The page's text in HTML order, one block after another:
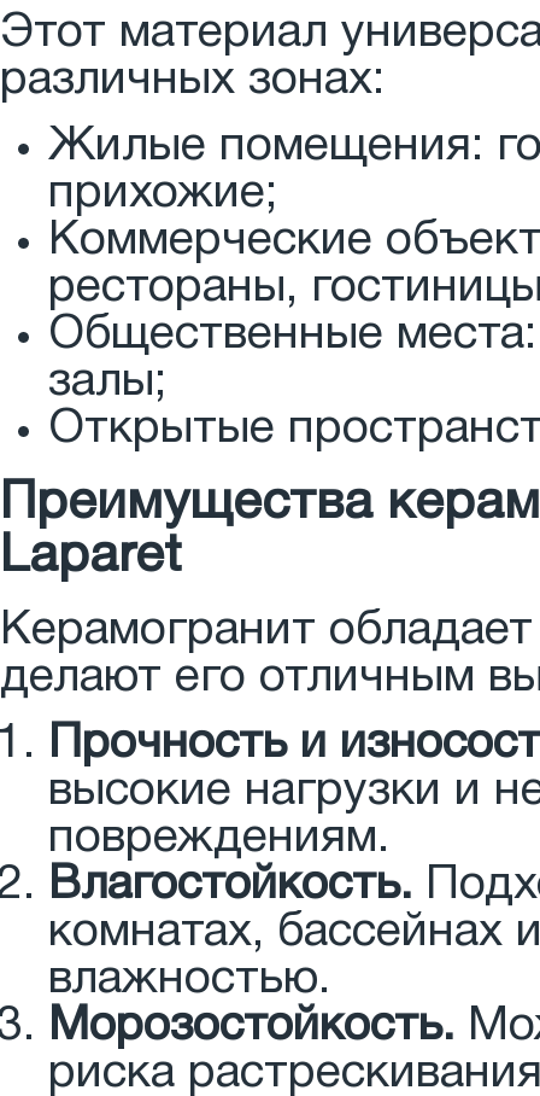
Этот материал
различных зонах:
Жилые помещения:
прихожие;
Коммерческие
рестораны,
Общественные
залы;
Открытые
Преимущества
Laparet
Керамогранит
делают его отличным
Прочность и
высокие нагрузки и
повреждениям.
Влагостойкость.
комнатах,
влажностью.
Морозостойкость.
риска